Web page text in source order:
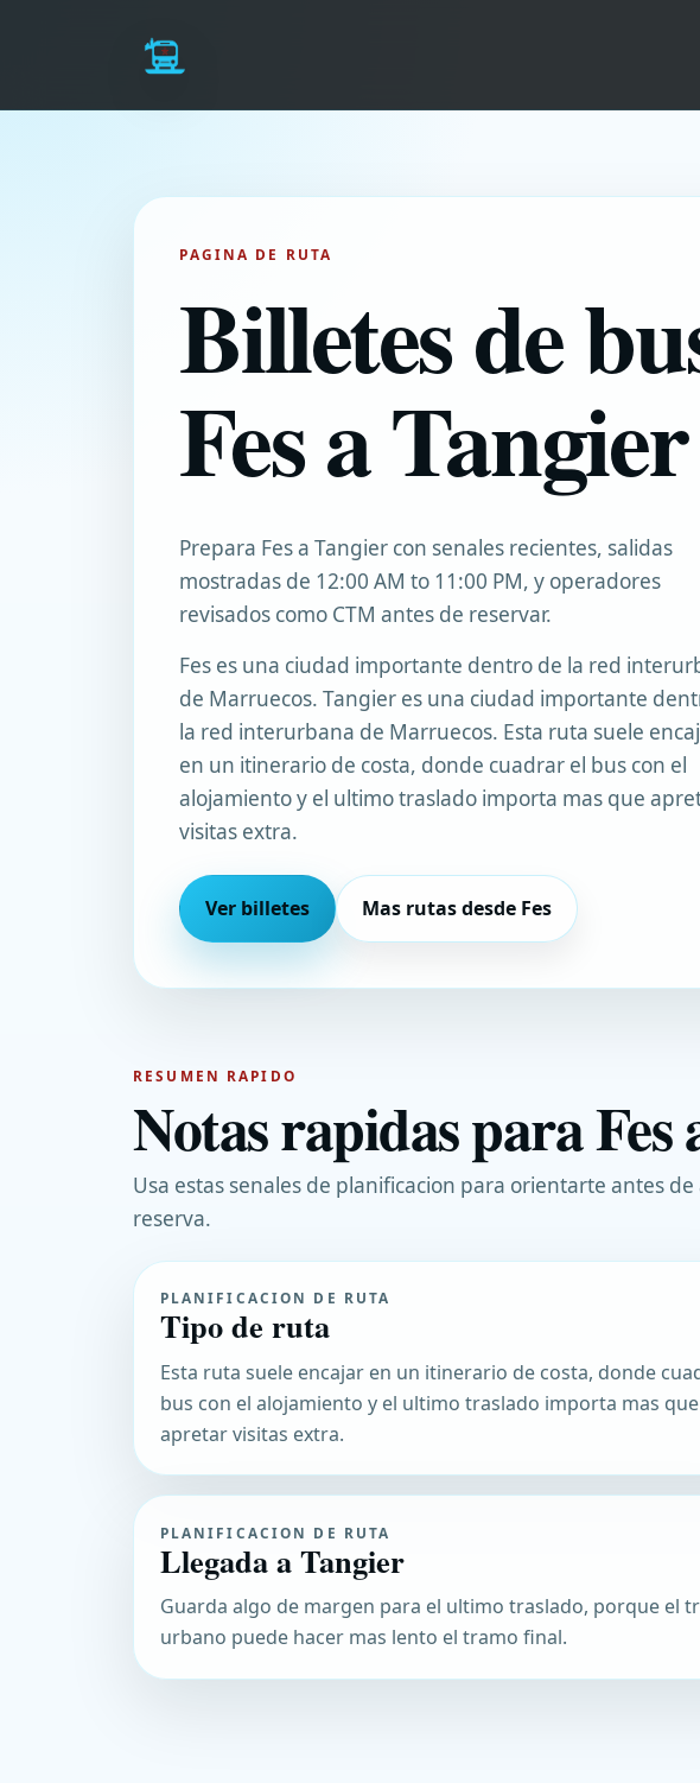
PAGINA DE RUTA
Billetes de
Fes a Tangier
Prepara Fes a Tangier con senales recientes, salidas
mostradas de 12:00 AM to 11:00 PM, y operadores
revisados como CTM antes de reservar.
Fes es una ciudad importante dentro de la red
de Marruecos. Tangier es una ciudad importante
la red interurbana de Marruecos. Esta ruta suele
en un itinerario de costa, donde cuadrar el bus con el
alojamiento y el ultimo traslado importa mas que
visitas extra.
Ver billetes
Mas rutas desde Fes
RESUMEN RAPIDO
Notas rapidas para Fes
Usa estas senales de planificacion para orientarte antes
reserva.
PLANIFICACION DE RUTA
Tipo de ruta
Esta ruta suele encajar en un itinerario de costa, donde
bus con el alojamiento y el ultimo traslado importa mas que
apretar visitas extra.
PLANIFICACION DE RUTA
Llegada a Tangier
Guarda algo de margen para el ultimo traslado, porque el
urbano puede hacer mas lento el tramo final.